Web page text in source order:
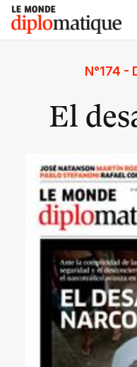
Skip
content
Le monde diplomatique
N°174 -
El